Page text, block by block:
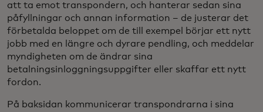
att ta emot transpondern, och hanterar sedan sina
påfyllningar och annan information – de justerar det
förbetalda beloppet om de till exempel börjar ett nytt
jobb med en längre och dyrare pendling, och meddelar
myndigheten om de ändrar sina
betalningsinloggningsuppgifter eller skaffar ett nytt
fordon.
På baksidan kommunicerar transpondrarna i sina